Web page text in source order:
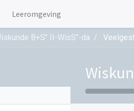
Leeromgeving
B+S’’ II-WisS’’-da